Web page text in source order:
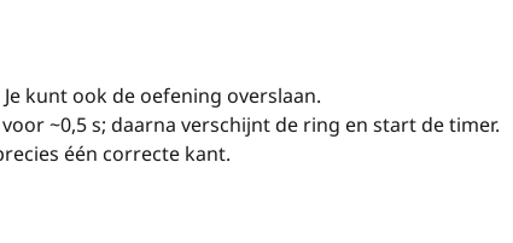
kunt ook de oefening overslaan.
~0,5 s; daarna verschijnt de ring en start de timer.
één correcte kant.